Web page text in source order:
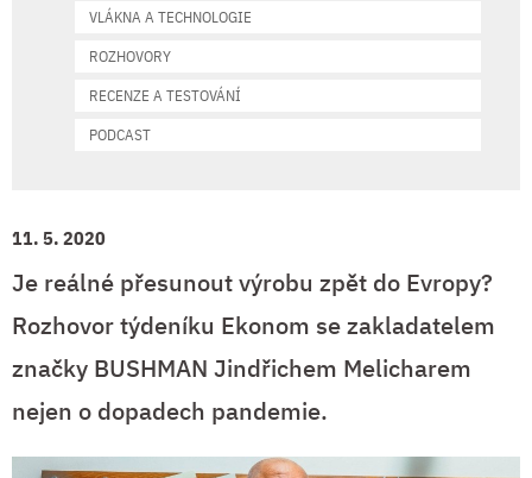
11. 5. 2020
Je reálné přesunout výrobu zpět do Evropy?
Rozhovor týdeníku Ekonom se zakladatelem
značky BUSHMAN Jindřichem Melicharem
nejen o dopadech pandemie.
VLÁKNA A TECHNOLOGIE
ROZHOVORY
RECENZE A TESTOVÁNÍ
PODCAST